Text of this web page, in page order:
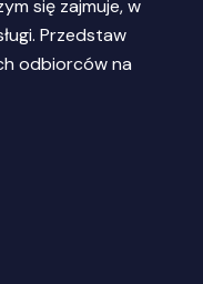
się zajmuje, w
Przedstaw
odbiorców na